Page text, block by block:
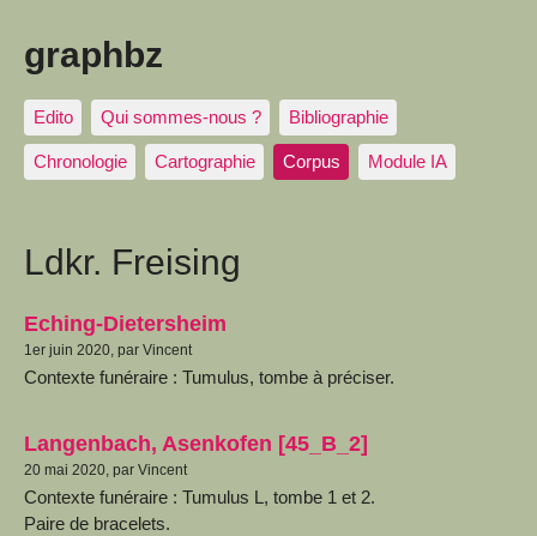
graphbz
Edito Qui sommes-nous ? Bibliographie
Chronologie Cartographie Corpus Module IA
Ldkr. Freising
Eching-Dietersheim
1er juin 2020, par Vincent
Contexte funéraire : Tumulus, tombe à préciser.
Langenbach, Asenkofen [45_B_2]
20 mai 2020, par Vincent
Contexte funéraire : Tumulus L, tombe 1 et 2.
Paire de bracelets.